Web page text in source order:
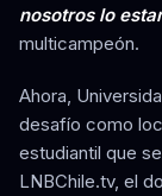
nosotros lo
multicampeón.
Ahora,
desafío como
estudiantil que
LNBChile.tv, el